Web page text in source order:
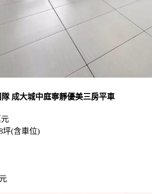
隊 成大城中庭寧靜優美三房平車
坪(含車位)